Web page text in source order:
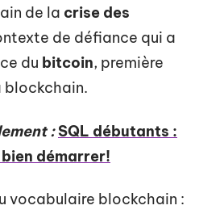
de la crise des
de défiance qui a
du bitcoin, première
: SQL débutants :
démarrer!
vocabulaire blockchain :